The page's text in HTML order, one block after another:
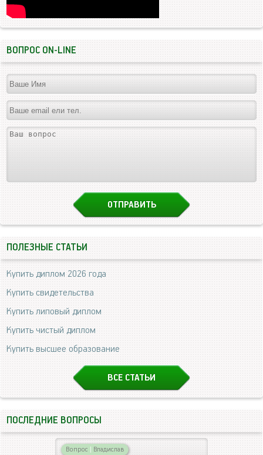
ВОПРОС ON-LINE
ПОЛЕЗНЫЕ СТАТЬИ
Купить диплом 2026 года
Купить свидетельства
Купить липовый диплом
Купить чистый диплом
Купить высшее образование
ВСЕ СТАТЬИ
ПОСЛЕДНИЕ ВОПРОСЫ
Вопрос | Владислав